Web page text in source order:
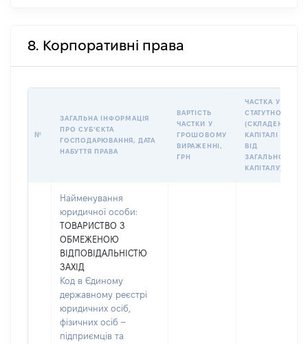
8. Корпоративні права
№
ЗАГАЛЬНА ІНФОРМАЦІЯ
ПРО СУБʼЄКТА
ГОСПОДАРЮВАННЯ, ДАТА
НАБУТТЯ ПРАВА
ВАРТІСТЬ
ЧАСТКИ У
ГРОШОВОМУ
ВИРАЖЕННІ,
ГРН
ЧАСТКА У
СТАТУТНОМУ
(СКЛАДЕНОМУ)
КАПІТАЛІ (%
ВІД
ЗАГАЛЬНОГО
КАПІТАЛУ)
Найменування
юридичної особи:
ТОВАРИСТВО З
ОБМЕЖЕНОЮ
ВІДПОВІДАЛЬНІСТЮ
ЗАХІД
Код в Єдиному
державному реєстрі
юридичних осіб,
фізичних осіб –
підприємців та